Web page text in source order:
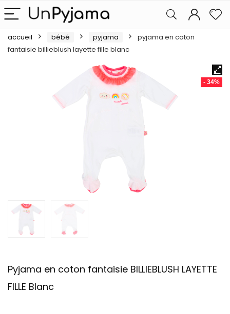
accueil bébé pyjama
pyjama en coton
fantaisie billieblush layette fille blanc
- 34%
Pyjama en coton fantaisie BILLIEBLUSH LAYETTE
FILLE Blanc